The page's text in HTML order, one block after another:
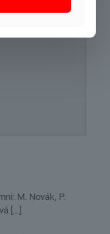
M. Novák, P.
[…]